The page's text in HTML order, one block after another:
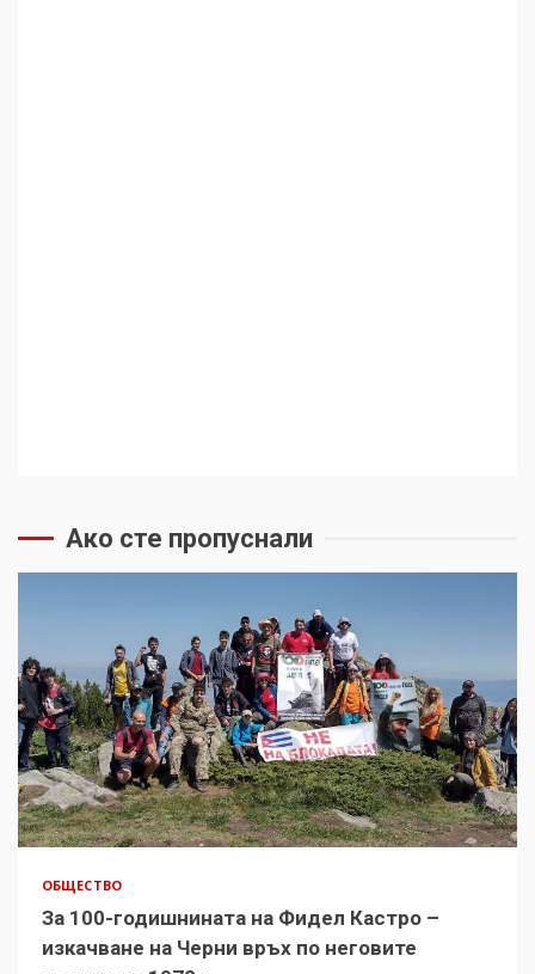
Ако сте пропуснали
ОБЩЕСТВО
За 100-годишнината на Фидел Кастро –
изкачване на Черни връх по неговите